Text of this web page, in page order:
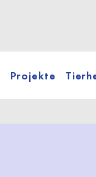
Projekte